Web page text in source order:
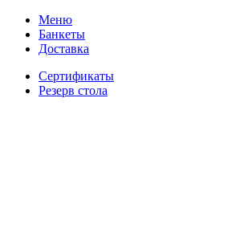
Меню
Банкеты
Доставка
Сертификаты
Резерв стола